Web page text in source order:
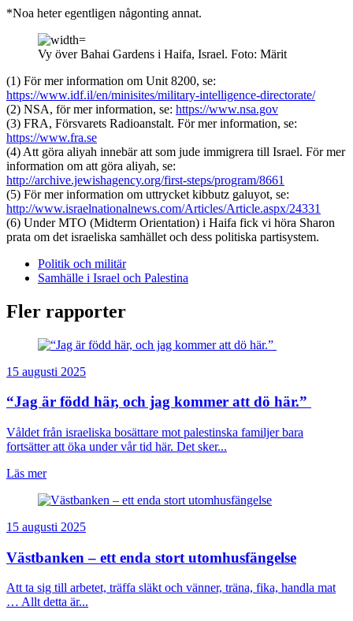
*Noa heter egentligen någonting annat.
Vy över Bahai Gardens i Haifa, Israel. Foto: Märit
(1) För mer information om Unit 8200, se:
https://www.idf.il/en/minisites/military-intelligence-directorate/
(2) NSA, för mer information, se: https://www.nsa.gov
(3) FRA, Försvarets Radioanstalt. För mer information, se:
https://www.fra.se
(4) Att göra aliyah innebär att som jude immigrera till Israel. För mer
information om att göra aliyah, se:
http://archive.jewishagency.org/first-steps/program/8661
(5) För mer information om uttrycket kibbutz galuyot, se:
http://www.israelnationalnews.com/Articles/Article.aspx/24331
(6) Under MTO (Midterm Orientation) i Haifa fick vi höra Sharon
prata om det israeliska samhället och dess politiska partisystem.
Politik och militär
Samhälle i Israel och Palestina
Fler rapporter
15 augusti 2025
“Jag är född här, och jag kommer att dö här.”
Våldet från israeliska bosättare mot palestinska familjer bara
fortsätter att öka under vår tid här. Det sker...
Läs mer
15 augusti 2025
Västbanken – ett enda stort utomhusfängelse
Att ta sig till arbetet, träffa släkt och vänner, träna, fika, handla mat
… Allt detta är...